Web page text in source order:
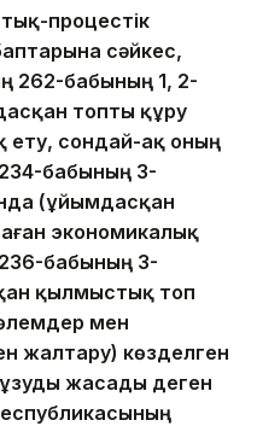
процестік
сәйкес,
262-бабының 1, 2-
топты құру
ету, сондай-ақ оның
бабының 3-
(ұйымдасқан
экономикалық
бабының 3-
қылмыстық топ
мен
жалтару) көзделген
жасады деген